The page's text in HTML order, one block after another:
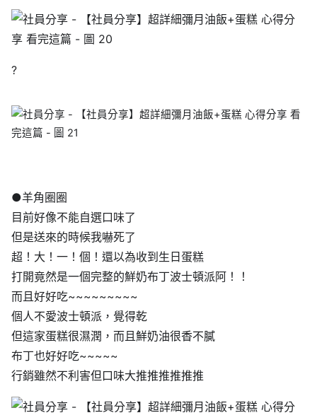
?
●羊角圈圈
目前好像不能自選口味了
但是送來的時候我嚇死了
超！大！一！個！還以為收到生日蛋糕
打開竟然是一個完整的鮮奶布丁波士頓派阿！！
而且好好吃~~~~~~~~~
個人不愛波士頓派，覺得乾
但這家蛋糕很濕潤，而且鮮奶油很香不膩
布丁也好好吃~~~~~
行銷雖然不利害但口味大推推推推推推